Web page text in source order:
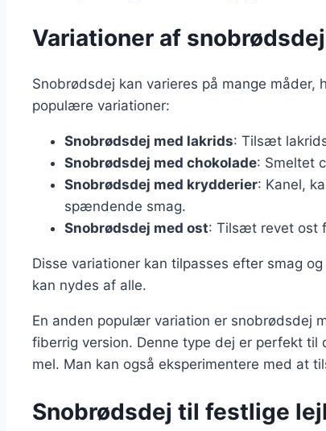
Variationer af
Snobrødsdej kan varieres på mange
populære variationer:
Snobrødsdej med lakrids: Tilsæt
Snobrødsdej med chokolade: Smeltet
Snobrødsdej med krydderier: Kanel,
spændende smag.
Snobrødsdej med ost: Tilsæt revet ost
Disse variationer kan tilpasses efter smag
kan nydes af alle.
En anden populær variation er snobrødsdej
fiberrig version. Denne type dej er perfekt
mel. Man kan også eksperimentere med at
Snobrødsdej til festlige